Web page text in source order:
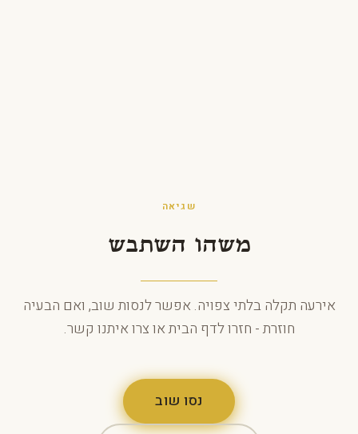
שגיאה
משהו השתבש
אירעה תקלה בלתי צפויה. אפשר לנסות שוב, ואם הבעיה
חוזרת - חזרו לדף הבית או צרו איתנו קשר.
נסו שוב